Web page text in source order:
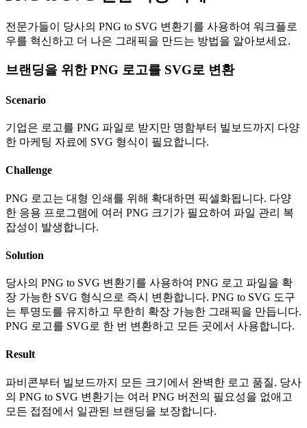
전문가들이 당사의 PNG to SVG 변환기를 사용하여 워크플로
우를 혁신하고 더 나은 그래픽을 만드는 방법을 알아보세요.
브랜딩을 위한 PNG 로고를 SVG로 변환
Scenario
기업은 로고를 PNG 파일로 받지만 명함부터 빌보드까지 다양
한 마케팅 자료에 SVG 형식이 필요합니다.
Challenge
PNG 로고는 대형 인쇄를 위해 확대하면 픽셀화됩니다. 다양
한 응용 프로그램에 여러 PNG 크기가 필요하여 파일 관리 복
잡성이 발생합니다.
Solution
당사의 PNG to SVG 변환기를 사용하여 PNG 로고 파일을 확
장 가능한 SVG 형식으로 즉시 변환합니다. PNG to SVG 도구
는 투명도를 유지하고 무한히 확장 가능한 그래픽을 만듭니다.
PNG 로고를 SVG로 한 번 변환하고 모든 곳에서 사용합니다.
Result
파비콘부터 빌보드까지 모든 크기에서 완벽한 로고 품질. 당사
의 PNG to SVG 변환기는 여러 PNG 버전의 필요성을 없애고
모든 접점에서 일관된 브랜딩을 보장합니다.